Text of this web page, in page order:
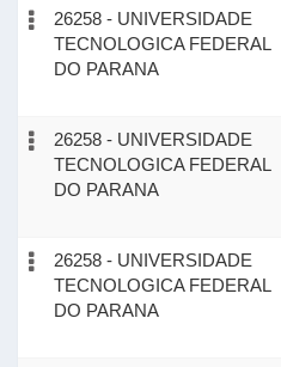
26258 - UNIVERSIDADE
TECNOLOGICA FEDERAL
DO PARANA
26258 - UNIVERSIDADE
TECNOLOGICA FEDERAL
DO PARANA
26258 - UNIVERSIDADE
TECNOLOGICA FEDERAL
DO PARANA